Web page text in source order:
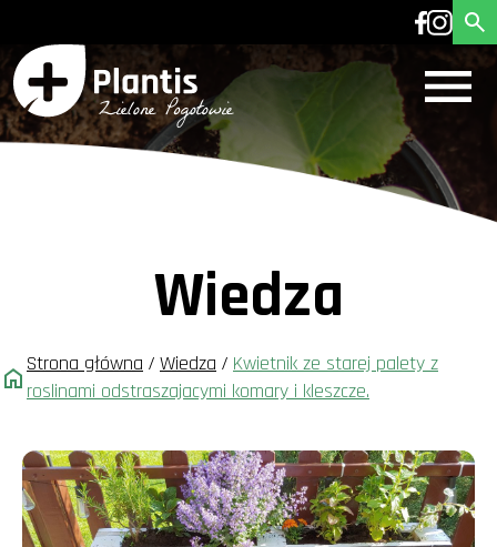
Wiedza
Strona główna / Wiedza / Kwietnik ze starej palety z
roslinami odstraszajacymi komary i kleszcze.